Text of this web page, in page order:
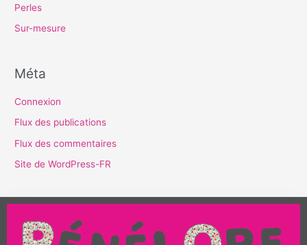
Perles
Sur-mesure
Méta
Connexion
Flux des publications
Flux des commentaires
Site de WordPress-FR